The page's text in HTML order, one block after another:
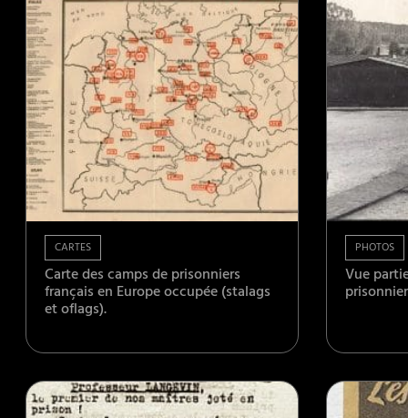
CARTES
Carte des camps de prisonniers
français en Europe occupée (stalags
et oflags).
PHOTOS
Vue